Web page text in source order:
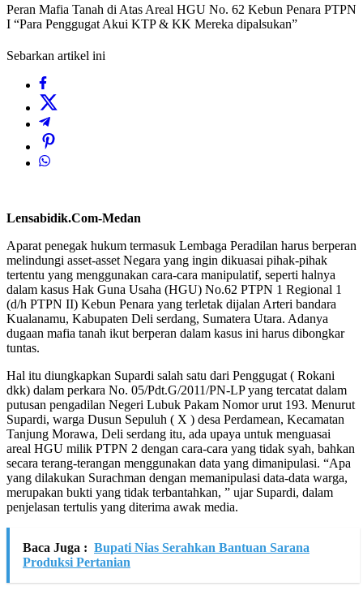
Peran Mafia Tanah di Atas Areal HGU No. 62 Kebun Penara PTPN
I “Para Penggugat Akui KTP & KK Mereka dipalsukan”
Sebarkan artikel ini
Lensabidik.Com-Medan
Aparat penegak hukum termasuk Lembaga Peradilan harus berperan
melindungi asset-asset Negara yang ingin dikuasai pihak-pihak
tertentu yang menggunakan cara-cara manipulatif, seperti halnya
dalam kasus Hak Guna Usaha (HGU) No.62 PTPN 1 Regional 1
(d/h PTPN II) Kebun Penara yang terletak dijalan Arteri bandara
Kualanamu, Kabupaten Deli serdang, Sumatera Utara. Adanya
dugaan mafia tanah ikut berperan dalam kasus ini harus dibongkar
tuntas.
Hal itu diungkapkan Supardi salah satu dari Penggugat ( Rokani
dkk) dalam perkara No. 05/Pdt.G/2011/PN-LP yang tercatat dalam
putusan pengadilan Negeri Lubuk Pakam Nomor urut 193. Menurut
Supardi, warga Dusun Sepuluh ( X ) desa Perdamean, Kecamatan
Tanjung Morawa, Deli serdang itu, ada upaya untuk menguasai
areal HGU milik PTPN 2 dengan cara-cara yang tidak syah, bahkan
secara terang-terangan menggunakan data yang dimanipulasi. “Apa
yang dilakukan Surachman dengan memanipulasi data-data warga,
merupakan bukti yang tidak terbantahkan, ” ujar Supardi, dalam
penjelasan tertulis yang diterima awak media.
Baca Juga : Bupati Nias Serahkan Bantuan Sarana
Produksi Pertanian